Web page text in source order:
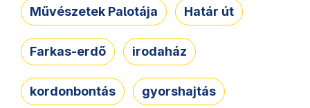
Művészetek Palotája Határ út
Farkas-erdő irodaház
kordonbontás gyorshajtás